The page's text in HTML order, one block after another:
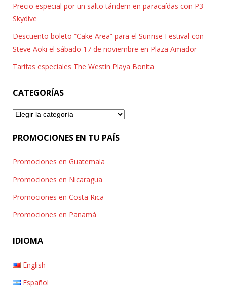
Precio especial por un salto tándem en paracaídas con P3
Skydive
Descuento boleto “Cake Area” para el Sunrise Festival con
Steve Aoki el sábado 17 de noviembre en Plaza Amador
Tarifas especiales The Westin Playa Bonita
CATEGORÍAS
Categorías
PROMOCIONES EN TU PAÍS
Promociones en Guatemala
Promociones en Nicaragua
Promociones en Costa Rica
Promociones en Panamá
IDIOMA
English
Español